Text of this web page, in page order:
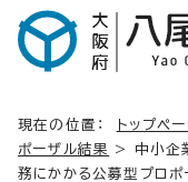
現在の位置： トップペ
ポーザル結果
> 中小企
務にかかる公募型プロ